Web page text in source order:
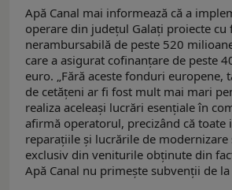
Apă Canal mai informează că a
operare din județul Galați proiecte cu
nerambursabilă de peste 520
care a asigurat cofinanțare de peste
euro. „Fără aceste fonduri europene,
de cetățeni ar fi fost mult mai mari
realiza aceleași lucrări esențiale în
afirmă operatorul, precizând că toate
reparațiile și lucrările de
exclusiv din veniturile obținute din
Apă Canal nu primește subvenții de